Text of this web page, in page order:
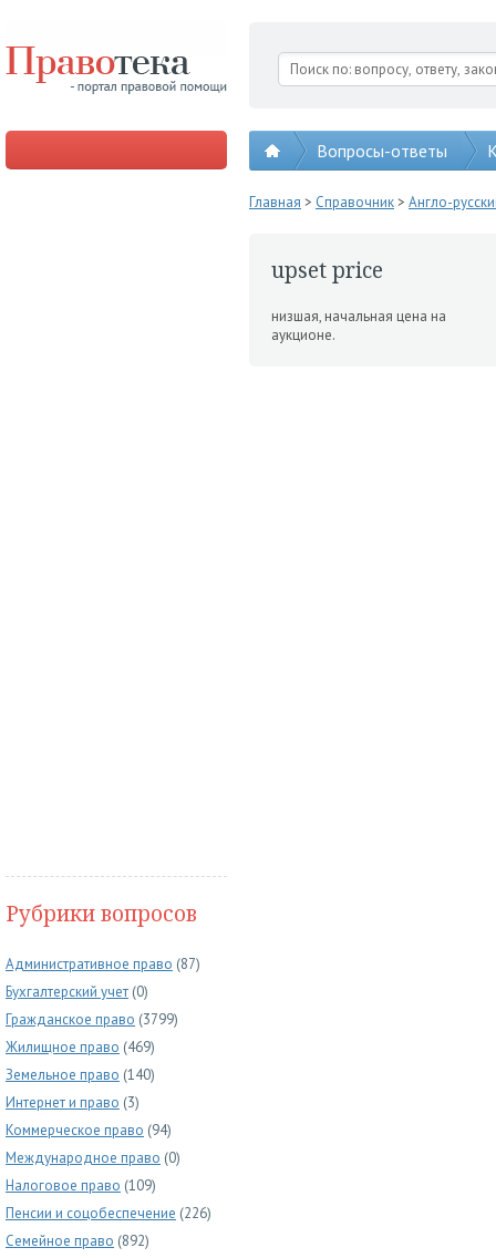
Вопросы-ответы
Рубрики вопросов
Административное право (87)
Бухгалтерский учет (0)
Гражданское право (3799)
Жилищное право (469)
Земельное право (140)
Интернет и право (3)
Коммерческое право (94)
Международное право (0)
Налоговое право (109)
Пенсии и соцобеспечение (226)
Семейное право (892)
Главная > Справочник> Англо-
upset price
низшая, начальная цена на
аукционе.